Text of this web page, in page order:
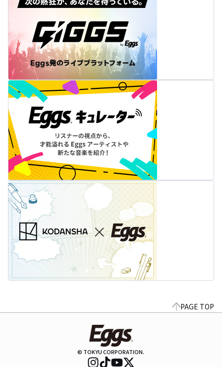
PAGE TOP
© TOKYU CORPORATION.